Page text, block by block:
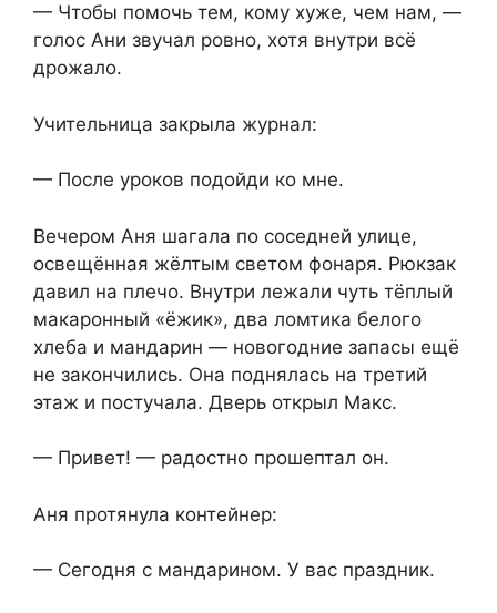
— Чтобы помочь тем, кому хуже, чем нам, —
голос Ани звучал ровно, хотя внутри всё
дрожало.
Учительница закрыла журнал:
— После уроков подойди ко мне.
Вечером Аня шагала по соседней улице,
освещённая жёлтым светом фонаря. Рюкзак
давил на плечо. Внутри лежали чуть тёплый
макаронный «ёжик», два ломтика белого
хлеба и мандарин — новогодние запасы ещё
не закончились. Она поднялась на третий
этаж и постучала. Дверь открыл Макс.
— Привет! — радостно прошептал он.
Аня протянула контейнер:
— Сегодня с мандарином. У вас праздник.